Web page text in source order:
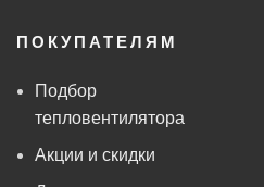
ПОКУПАТЕЛЯМ
Подбор
тепловентилятора
Акции и скидки